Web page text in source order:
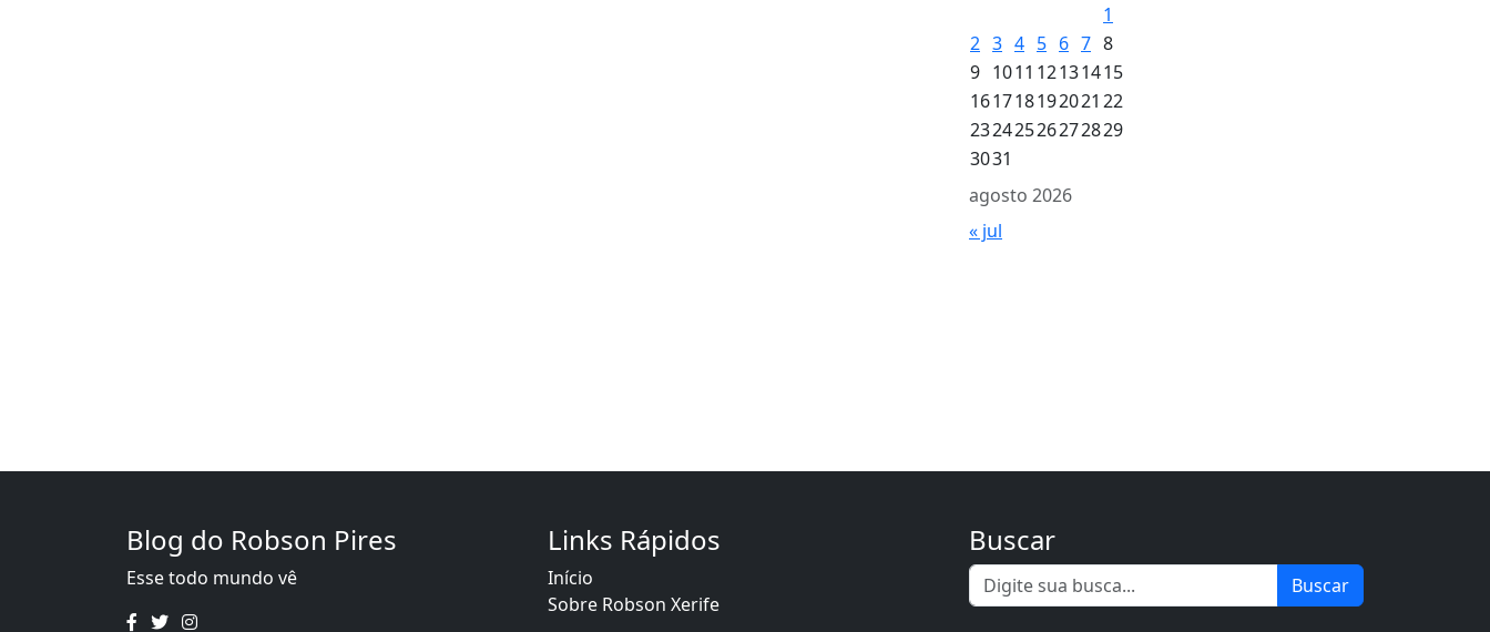
agosto 2026
1
2 3 4 5 6 7 8
9 1011 12131415
161718192021 22
23242526272829
3031
« jul
Blog do Robson Pires
Esse todo mundo vê
Links Rápidos
Início
Sobre Robson Xerife
Buscar
Buscar